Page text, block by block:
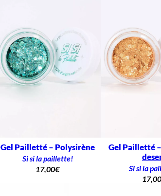
Gel Pailletté – Polysirène
Si si la paillette!
17,00€
Gel Pailletté
Si si la
17,00